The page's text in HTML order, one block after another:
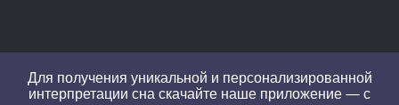
Для получения уникальной и персонализированной
интерпретации сна скачайте наше приложение — с